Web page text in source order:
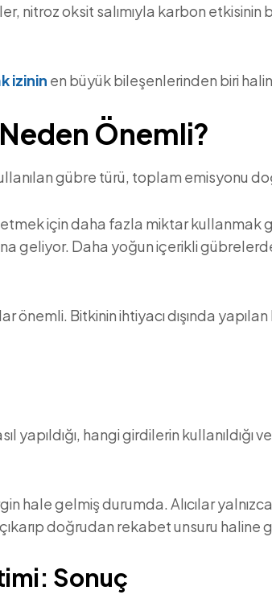
nitroz oksit salımıyla karbon etkisinin
izinin en büyük bileşenlerinden biri
Önemli?
gübre türü, toplam emisyonu
için daha fazla miktar kullanmak
geliyor. Daha yoğun içerikli
Bitkinin ihtiyacı dışında
yapıldığı, hangi girdilerin
hale gelmiş durumda. Alıcılar
doğrudan rekabet unsuru haline
Sonuç